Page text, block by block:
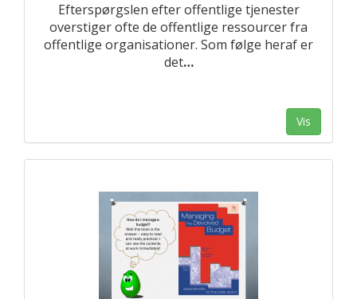
Efterspørgslen efter offentlige tjenester
overstiger ofte de offentlige ressourcer fra
offentlige organisationer. Som følge heraf er
det…
Vis